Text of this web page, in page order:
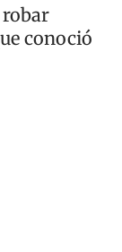
conoció